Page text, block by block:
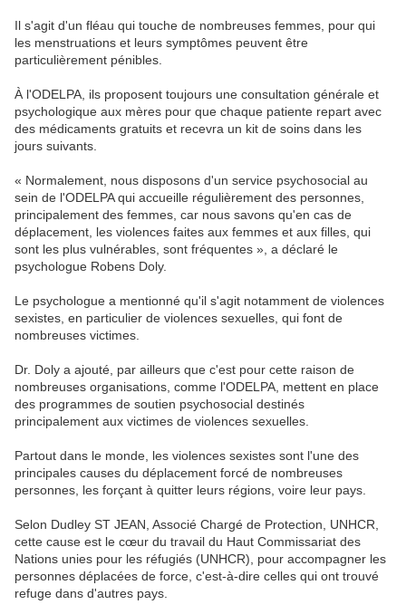
Il s'agit d'un fléau qui touche de nombreuses femmes, pour qui
les menstruations et leurs symptômes peuvent être
particulièrement pénibles.
À l'ODELPA, ils proposent toujours une consultation générale et
psychologique aux mères pour que chaque patiente repart avec
des médicaments gratuits et recevra un kit de soins dans les
jours suivants.
« Normalement, nous disposons d'un service psychosocial au
sein de l'ODELPA qui accueille régulièrement des personnes,
principalement des femmes, car nous savons qu'en cas de
déplacement, les violences faites aux femmes et aux filles, qui
sont les plus vulnérables, sont fréquentes », a déclaré le
psychologue Robens Doly.
Le psychologue a mentionné qu'il s'agit notamment de violences
sexistes, en particulier de violences sexuelles, qui font de
nombreuses victimes.
Dr. Doly a ajouté, par ailleurs que c'est pour cette raison de
nombreuses organisations, comme l'ODELPA, mettent en place
des programmes de soutien psychosocial destinés
principalement aux victimes de violences sexuelles.
Partout dans le monde, les violences sexistes sont l'une des
principales causes du déplacement forcé de nombreuses
personnes, les forçant à quitter leurs régions, voire leur pays.
Selon Dudley ST JEAN, Associé Chargé de Protection, UNHCR,
cette cause est le cœur du travail du Haut Commissariat des
Nations unies pour les réfugiés (UNHCR), pour accompagner les
personnes déplacées de force, c'est-à-dire celles qui ont trouvé
refuge dans d'autres pays.